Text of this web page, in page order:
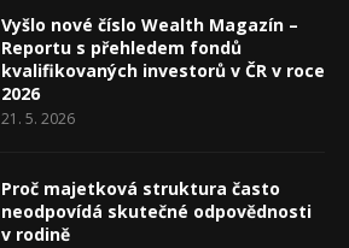
Vyšlo nové číslo Wealth Magazín –
Reportu s přehledem fondů
kvalifikovaných investorů v ČR v roce
2026
21. 5. 2026
Proč majetková struktura často
neodpovídá skutečné odpovědnosti
v rodině